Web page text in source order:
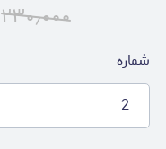
۲۳۰٫۰۰۰
شماره
2